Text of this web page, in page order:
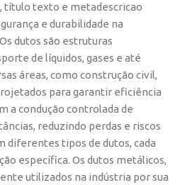
título texto e metadescricao
e durabilidade na
dutos são estruturas
de líquidos, gases e até
áreas, como construção civil,
para garantir eficiência
a condução controlada de
reduzindo perdas e riscos
diferentes tipos de dutos, cada
específica. Os dutos metálicos,
utilizados na indústria por sua